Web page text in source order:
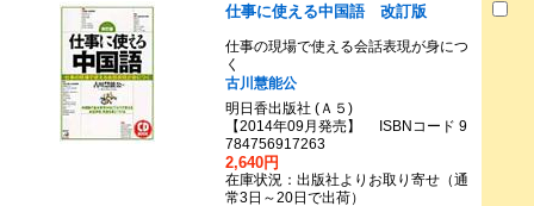
仕事に使える中国語 改訂版
仕事の現場で使える会話表現が身につ
く
古川慧能公
明日香出版社 (Ａ５)
【2014年09月発売】 ISBNコード 9
784756917263
2,640円
在庫状況：出版社よりお取り寄せ（通
常3日～20日で出荷）